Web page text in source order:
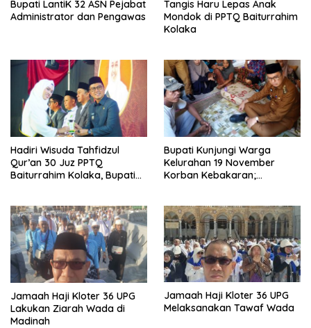
Bupati LantiK 32 ASN Pejabat
Administrator dan Pengawas
Tangis Haru Lepas Anak
Mondok di PPTQ Baiturrahim
Kolaka
Hadiri Wisuda Tahfidzul
Qur’an 30 Juz PPTQ
Baiturrahim Kolaka, Bupati
Bupati Kunjungi Warga
Kelurahan 19 November
Korban Kebakaran;
Jamaah Haji Kloter 36 UPG
Lakukan Ziarah Wada di
Madinah
Jamaah Haji Kloter 36 UPG
Melaksanakan Tawaf Wada